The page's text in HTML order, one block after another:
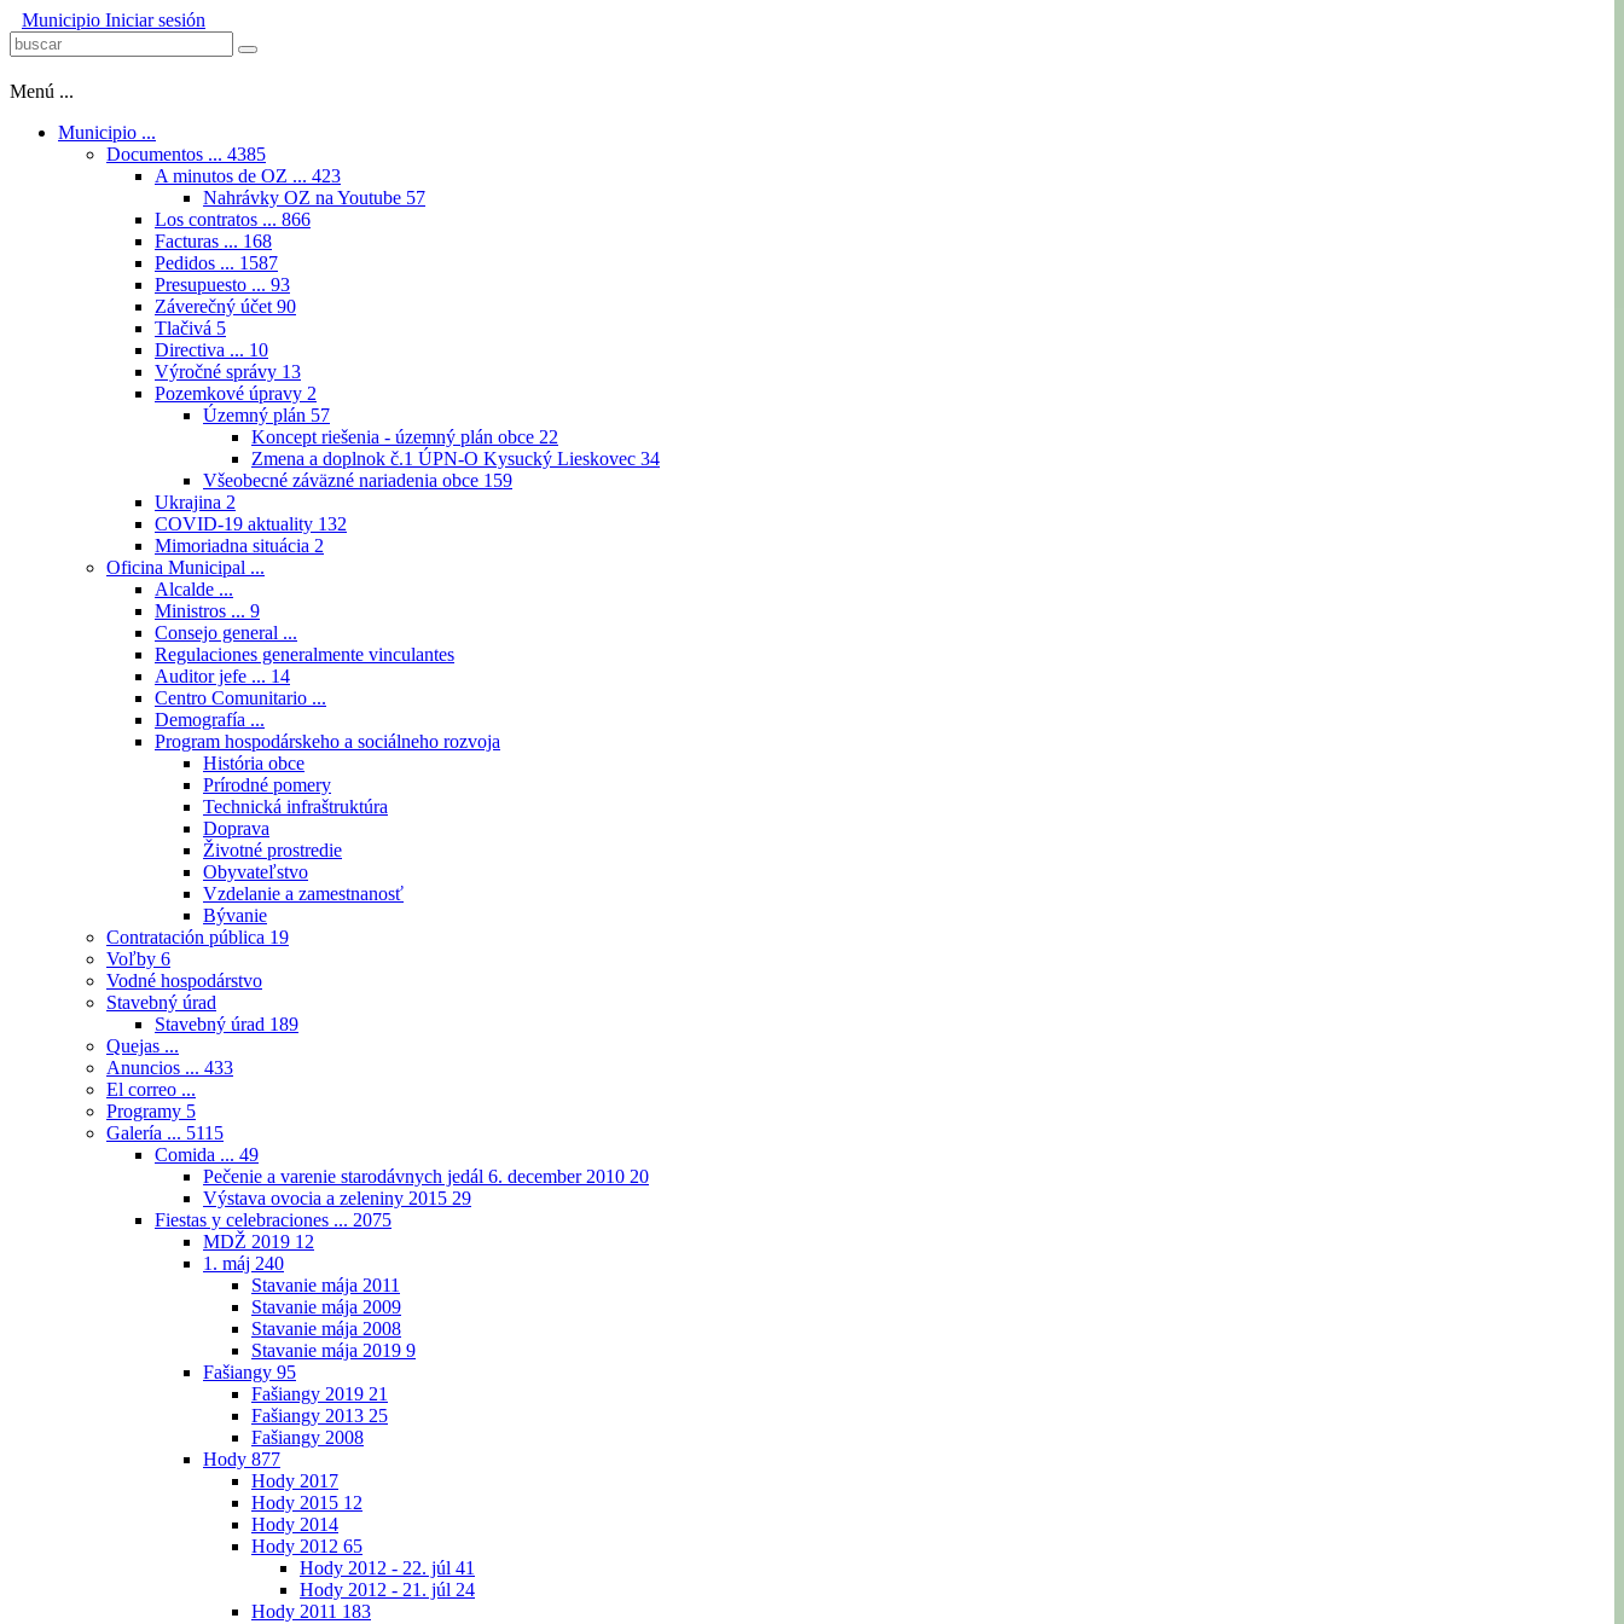
Municipio Iniciar sesión
Menú ...
Municipio ...
Documentos ... 4385
A minutos de OZ ... 423
Nahrávky OZ na Youtube 57
Los contratos ... 866
Facturas ... 168
Pedidos ... 1587
Presupuesto ... 93
Záverečný účet 90
Tlačivá 5
Directiva ... 10
Výročné správy 13
Pozemkové úpravy 2
Územný plán 57
Koncept riešenia - územný plán obce 22
Zmena a doplnok č.1 ÚPN-O Kysucký Lieskovec 34
Všeobecné záväzné nariadenia obce 159
Ukrajina 2
COVID-19 aktuality 132
Mimoriadna situácia 2
Oficina Municipal ...
Alcalde ...
Ministros ... 9
Consejo general ...
Regulaciones generalmente vinculantes
Auditor jefe ... 14
Centro Comunitario ...
Demografía ...
Program hospodárskeho a sociálneho rozvoja
História obce
Prírodné pomery
Technická infraštruktúra
Doprava
Životné prostredie
Obyvateľstvo
Vzdelanie a zamestnanosť
Bývanie
Contratación pública 19
Voľby 6
Vodné hospodárstvo
Stavebný úrad
Stavebný úrad 189
Quejas ...
Anuncios ... 433
El correo ...
Programy 5
Galería ... 5115
Comida ... 49
Pečenie a varenie starodávnych jedál 6. december 2010 20
Výstava ovocia a zeleniny 2015 29
Fiestas y celebraciones ... 2075
MDŽ 2019 12
1. máj 240
Stavanie mája 2011
Stavanie mája 2009
Stavanie mája 2008
Stavanie mája 2019 9
Fašiangy 95
Fašiangy 2019 21
Fašiangy 2013 25
Fašiangy 2008
Hody 877
Hody 2017
Hody 2015 12
Hody 2014
Hody 2012 65
Hody 2012 - 22. júl 41
Hody 2012 - 21. júl 24
Hody 2011 183